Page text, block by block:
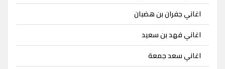
اغاني جفران بن هضبان
اغاني فهد بن سعيد
اغاني سعد جمعة